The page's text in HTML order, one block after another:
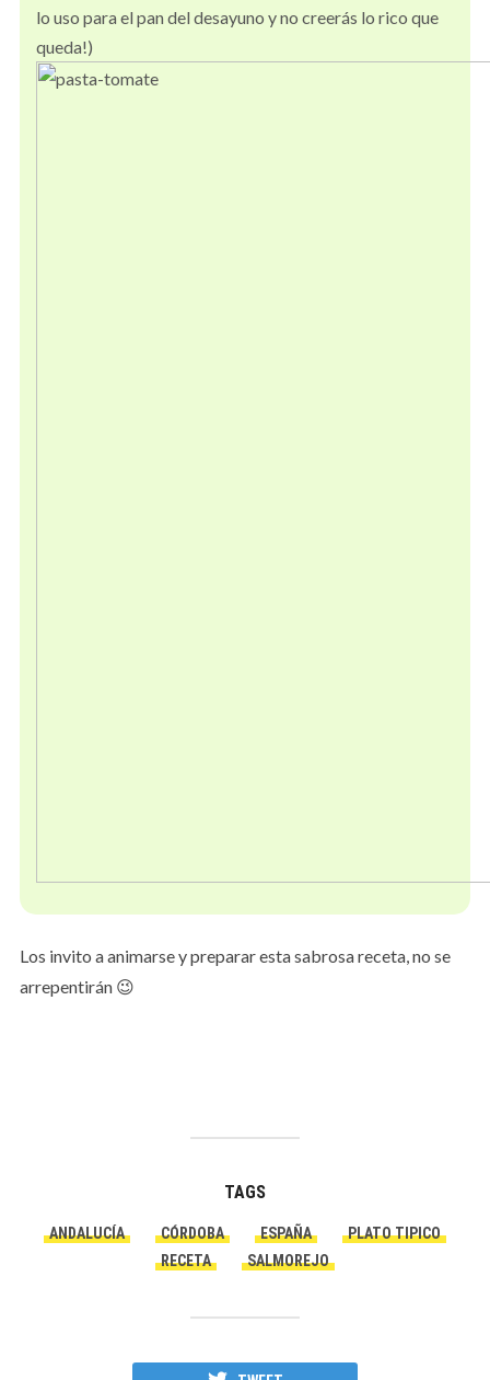
lo uso para el pan del desayuno y no creerás lo rico que
queda!)
Los invito a animarse y preparar esta sabrosa receta, no se
arrepentirán 😉
TAGS
ANDALUCÍA CÓRDOBA ESPAÑA
PLATO TIPICO
RECETA
SALMOREJO